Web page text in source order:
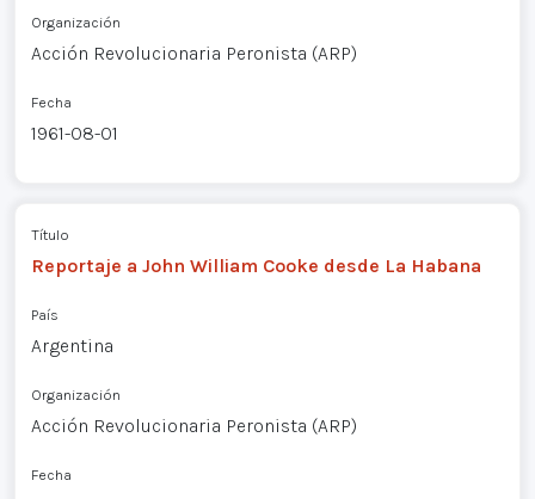
Organización
Acción Revolucionaria Peronista (ARP)
Fecha
1961-08-01
Título
Reportaje a John William Cooke desde La Habana
País
Argentina
Organización
Acción Revolucionaria Peronista (ARP)
Fecha